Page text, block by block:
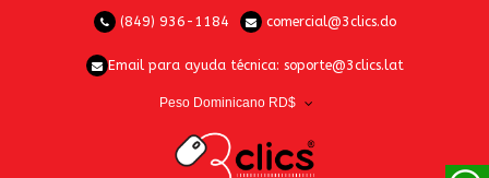
(849) 936-1184 comercial@3clics.do
Email para ayuda técnica: soporte@3clics.lat
Peso Dominicano RD$